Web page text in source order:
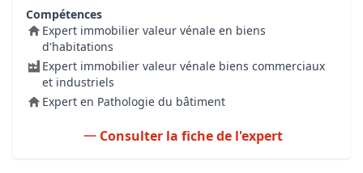
Compétences
Expert immobilier valeur vénale en biens
d'habitations
Expert immobilier valeur vénale biens commerciaux
et industriels
Expert en Pathologie du bâtiment
Consulter la fiche de l'expert